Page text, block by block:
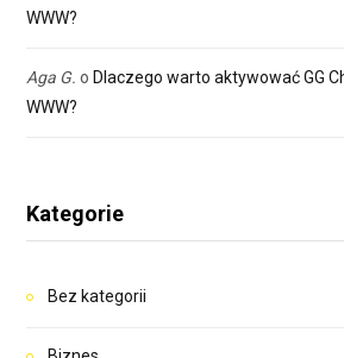
WWW?
Aga G. o Dlaczego warto aktywować GG
WWW?
Kategorie
Bez kategorii